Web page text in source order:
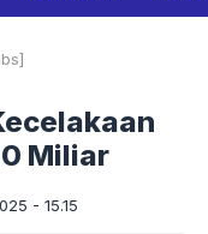
Miliar
- 15.15